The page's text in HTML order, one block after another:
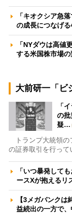
「キオクシア急
の成長につなげ
「NYダウは高値
する米国株市場
大前研一「ビ
「
の批
疑…
トランプ大統領の
の証券取引を行っ
「いつ暴発して
ースXが抱える
【3メガバンク
益続出の一方で